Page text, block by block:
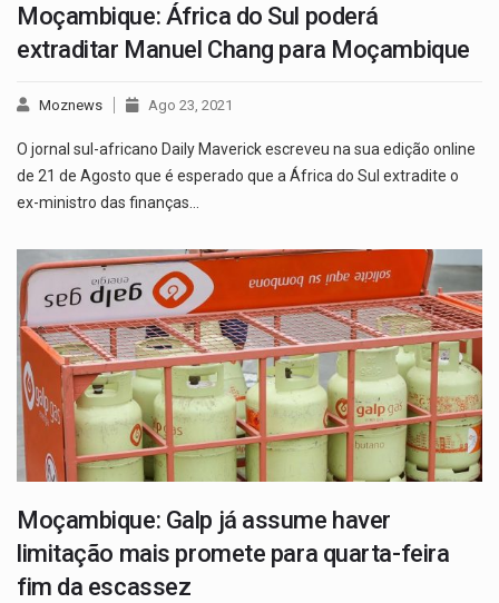
Moçambique: África do Sul poderá
extraditar Manuel Chang para Moçambique
Moznews Ago 23, 2021
O jornal sul-africano Daily Maverick escreveu na sua edição online
de 21 de Agosto que é esperado que a África do Sul extradite o
ex-ministro das finanças…
Moçambique: Galp já assume haver
limitação mais promete para quarta-feira
fim da escassez